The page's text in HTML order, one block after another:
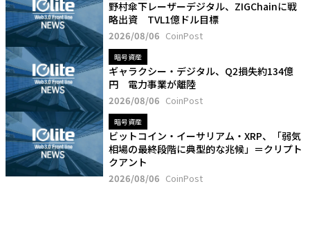
野村傘下レーザーデジタル、ZIGChainに戦
略出資 TVL1億ドル目標
2026/08/06 CoinPost
暗号資産
ギャラクシー・デジタル、Q2損失約134億
円 電力事業が離陸
2026/08/06 CoinPost
暗号資産
ビットコイン・イーサリアム・XRP、「弱気
相場の最終段階に典型的な兆候」＝クリプト
クアント
2026/08/06 CoinPost